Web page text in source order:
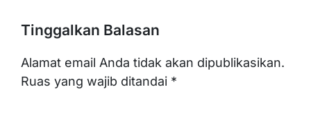
Tinggalkan Balasan
Alamat email Anda tidak akan dipublikasikan.
Ruas yang wajib ditandai *